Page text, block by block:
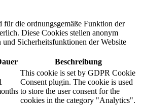
die ordnungsgemäße Funktion der
Diese Cookies stellen anonym
Sicherheitsfunktionen der Website
Beschreibung
This cookie is set by GDPR Cookie
Consent plugin. The cookie is used
to store the user consent for the
cookies in the category "Analytics".